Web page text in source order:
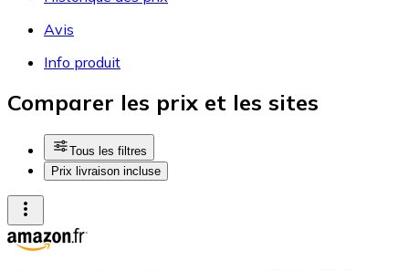
Avis
Info produit
Comparer les prix et les sites
Tous les filtres
Prix livraison incluse